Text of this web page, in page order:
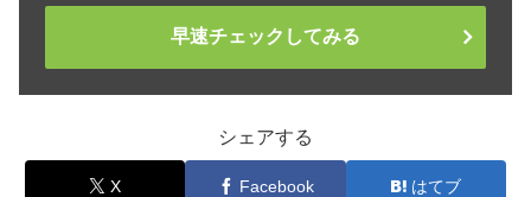
早速チェックしてみる
シェアする
X Facebook はてブ